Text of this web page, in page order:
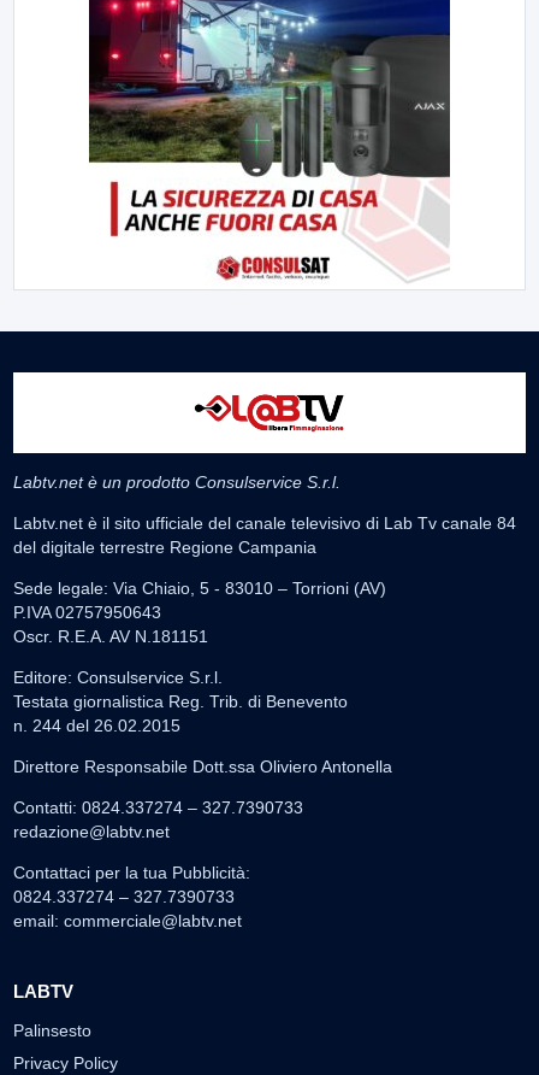
Labtv.net è un prodotto Consulservice S.r.l.
Labtv.net è il sito ufficiale del canale televisivo di Lab Tv canale 84
del digitale terrestre Regione Campania
Sede legale: Via Chiaio, 5 - 83010 – Torrioni (AV)
P.IVA 02757950643
Oscr. R.E.A. AV N.181151
Editore: Consulservice S.r.l.
Testata giornalistica Reg. Trib. di Benevento
n. 244 del 26.02.2015
Direttore Responsabile Dott.ssa Oliviero Antonella
Contatti: 0824.337274 – 327.7390733
redazione@labtv.net
Contattaci per la tua Pubblicità:
0824.337274 – 327.7390733
email: commerciale@labtv.net
LABTV
Palinsesto
Privacy Policy